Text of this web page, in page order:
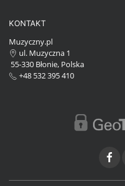
KONTAKT
Muzyczny.pl
ul. Muzyczna 1
55-330 Błonie, Polska
+48 532 395 410